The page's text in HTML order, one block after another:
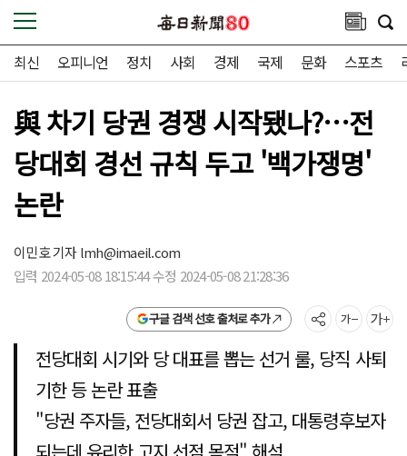
최신 오피니언 정치 사회 경제 국제 문화 스포츠
與 차기 당권 경쟁 시작됐나?…전
당대회 경선 규칙 두고 '백가쟁명'
논란
이민호 기자lmh@imaeil.com
입력 2024-05-08 18:15:44 수정 2024-05-08 21:28:36
구글 검색 선호 출처로 추가
전당대회 시기와 당 대표를 뽑는 선거 룰, 당직 사퇴
기한 등 논란 표출
"당권 주자들, 전당대회서 당권 잡고, 대통령후보자